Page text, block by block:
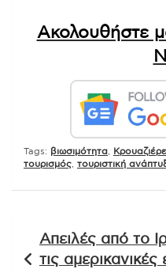
Ακολουθήστε
Tags: βιωσιμότητα
τουρισμός τουριστική
άρθρων
Απειλές από το
τις αμερικανικές